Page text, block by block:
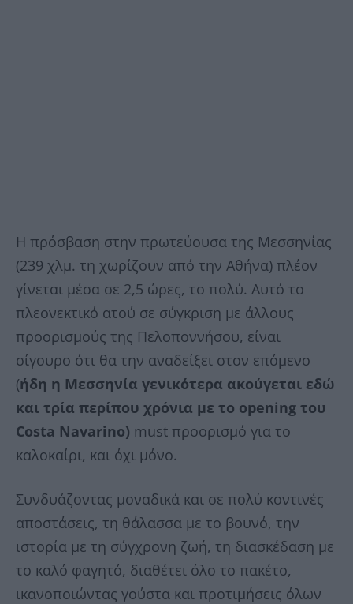
Η πρόσβαση στην πρωτεύουσα της Μεσσηνίας
(239 χλμ. τη χωρίζουν από την Αθήνα) πλέον
γίνεται μέσα σε 2,5 ώρες, το πολύ. Αυτό το
πλεονεκτικό ατού σε σύγκριση με άλλους
προορισμούς της Πελοποννήσου, είναι
σίγουρο ότι θα την αναδείξει στον επόμενο
(ήδη η Μεσσηνία γενικότερα ακούγεται εδώ
και τρία περίπου χρόνια με το opening του
Costa Navarino) must προορισμό για το
καλοκαίρι, και όχι μόνο.
Συνδυάζοντας μοναδικά και σε πολύ κοντινές
αποστάσεις, τη θάλασσα με το βουνό, την
ιστορία με τη σύγχρονη ζωή, τη διασκέδαση με
το καλό φαγητό, διαθέτει όλο το πακέτο,
ικανοποιώντας γούστα και προτιμήσεις όλων